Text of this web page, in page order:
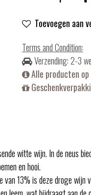
Toevoegen aan
Terms and Condition:
Verzending: 2-3
Alle producten op
witte wijn. In de neus
en hooi.
13% is deze droge